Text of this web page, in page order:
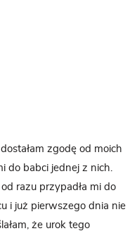
zgodę od moich
do babci jednej z nich.
razu przypadła mi do
i już pierwszego dnia nie
że urok tego